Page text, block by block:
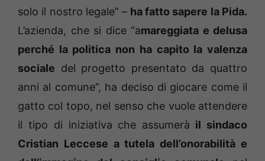
solo il nostro legale” – ha fatto sapere la Pida.
L’azienda, che si dice “amareggiata e delusa
perché la politica non ha capito la valenza
sociale del progetto presentato da quattro
anni al comune”, ha deciso di giocare come il
gatto col topo, nel senso che vuole attendere
il tipo di iniziativa che assumerà il sindaco
Cristian Leccese a tutela dell’onorabilità e